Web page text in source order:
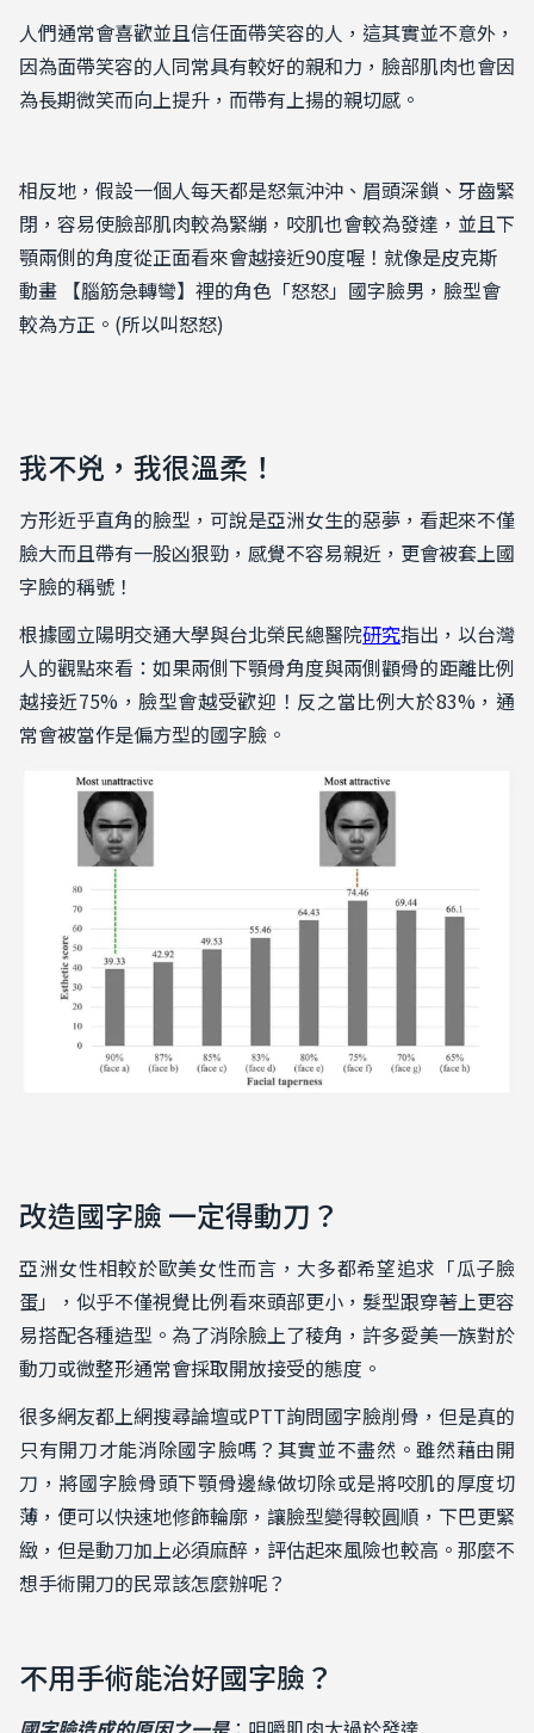
人們通常會喜歡並且信任面帶笑容的人，這其實並不意外，
因為面帶笑容的人同常具有較好的親和力，臉部肌肉也會因
為長期微笑而向上提升，而帶有上揚的親切感。
相反地，假設一個人每天都是怒氣沖沖、眉頭深鎖、牙齒緊
閉，容易使臉部肌肉較為緊繃，咬肌也會較為發達，並且下
顎兩側的角度從正面看來會越接近90度喔！就像是皮克斯
動畫 【腦筋急轉彎】裡的角色「怒怒」國字臉男，臉型會
較為方正。(所以叫怒怒)
我不兇，我很溫柔！
方形近乎直角的臉型，可說是亞洲女生的惡夢，看起來不僅
臉大而且帶有一股凶狠勁，感覺不容易親近，更會被套上國
字臉的稱號！
根據國立陽明交通大學與台北榮民總醫院研究指出，以台灣
人的觀點來看：如果兩側下顎骨角度與兩側顴骨的距離比例
越接近75%，臉型會越受歡迎！反之當比例大於83%，通
常會被當作是偏方型的國字臉。
改造國字臉 一定得動刀？
亞洲女性相較於歐美女性而言，大多都希望追求「瓜子臉
蛋」，似乎不僅視覺比例看來頭部更小，髮型跟穿著上更容
易搭配各種造型。為了消除臉上了稜角，許多愛美一族對於
動刀或微整形通常會採取開放接受的態度。
很多網友都上網搜尋論壇或PTT詢問國字臉削骨，但是真的
只有開刀才能消除國字臉嗎？其實並不盡然。雖然藉由開
刀，將國字臉骨頭下顎骨邊緣做切除或是將咬肌的厚度切
薄，便可以快速地修飾輪廓，讓臉型變得較圓順，下巴更緊
緻，但是動刀加上必須麻醉，評估起來風險也較高。那麼不
想手術開刀的民眾該怎麼辦呢？
不用手術能治好國字臉？